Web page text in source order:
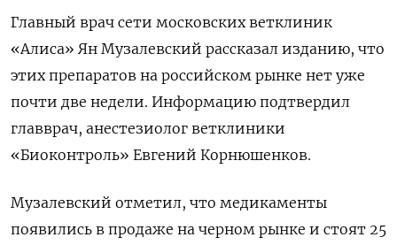
Главный врач сети московских ветклиник
«Алиса» Ян Музалевский рассказал изданию, что
этих препаратов на российском рынке нет уже
почти две недели. Информацию подтвердил
главврач, анестезиолог ветклиники
«Биоконтроль» Евгений Корнюшенков.
Музалевский отметил, что медикаменты
появились в продаже на черном рынке и стоят 25